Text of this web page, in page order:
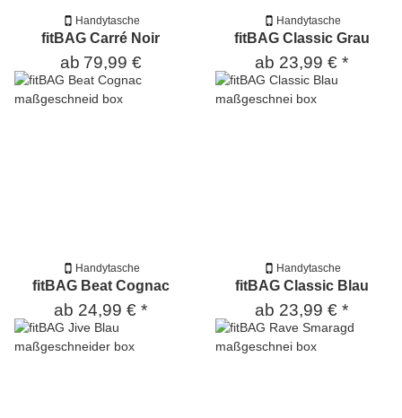
Handytasche
fitBAG Carré Noir
ab 79,99 €
Handytasche
fitBAG Classic Grau
ab 23,99 € *
Handytasche
fitBAG Beat Cognac
ab 24,99 € *
Handytasche
fitBAG Classic Blau
ab 23,99 € *